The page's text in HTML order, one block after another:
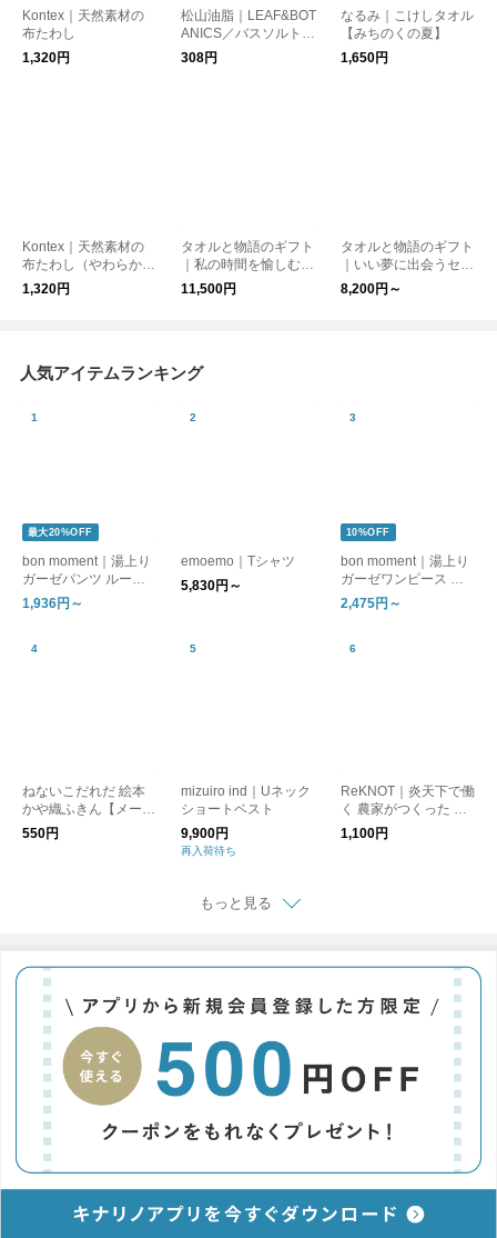
Kontex｜天然素材の
布たわし
1,320円
松山油脂｜LEAF&BOT
ANICS／バスソルト
【ゆうパケット対応】
308円
なるみ｜こけしタオル
【みちのくの夏】
1,650円
Kontex｜天然素材の
布たわし（やわらかタ
イプ）
1,320円
タオルと物語のギフト
｜私の時間を愉しむセ
ット（ラッピング・ポ
ストカード付）【送料
11,500円
タオルと物語のギフト
｜いい夢に出会うセッ
ト（ラッピング・ポス
トカード付）【送料無
8,200円～
人気アイテムランキング
最大20%OFF
bon moment｜湯上り
ガーゼパンツ ルーム
パンツ
1,936円～
emoemo｜Tシャツ
5,830円～
10%OFF
bon moment｜湯上り
ガーゼワンピース ル
ームワンピース
2,475円～
ねないこだれだ 絵本
かや織ふきん【メール
便可】
550円
mizuiro ind｜Uネック
ショートベスト
9,900円
再入荷待ち
ReKNOT｜炎天下で働
く 農家がつくった 手
ぬぐい ハンカチ MFS
2610 リノット ギフト
1,100円
もっと見る